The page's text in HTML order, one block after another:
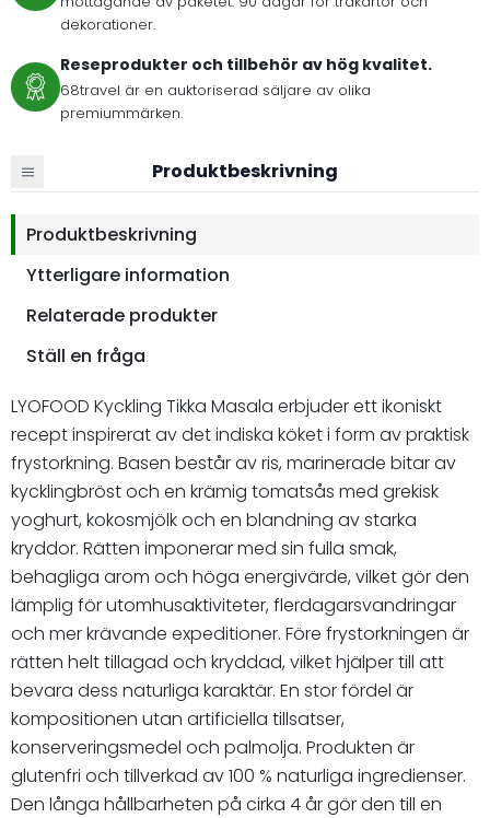
dekorationer.
Reseprodukter och tillbehör av hög kvalitet.
68travel är en auktoriserad säljare av olika
premiummärken.
Produktbeskrivning
Produktbeskrivning
Ytterligare information
Relaterade produkter
Ställ en fråga
LYOFOOD Kyckling Tikka Masala erbjuder ett ikoniskt
recept inspirerat av det indiska köket i form av praktisk
frystorkning. Basen består av ris, marinerade bitar av
kycklingbröst och en krämig tomatsås med grekisk
yoghurt, kokosmjölk och en blandning av starka
kryddor. Rätten imponerar med sin fulla smak,
behagliga arom och höga energivärde, vilket gör den
lämplig för utomhusaktiviteter, flerdagarsvandringar
och mer krävande expeditioner. Före frystorkningen är
rätten helt tillagad och kryddad, vilket hjälper till att
bevara dess naturliga karaktär. En stor fördel är
kompositionen utan artificiella tillsatser,
konserveringsmedel och palmolja. Produkten är
glutenfri och tillverkad av 100 % naturliga ingredienser.
Den långa hållbarheten på cirka 4 år gör den till en